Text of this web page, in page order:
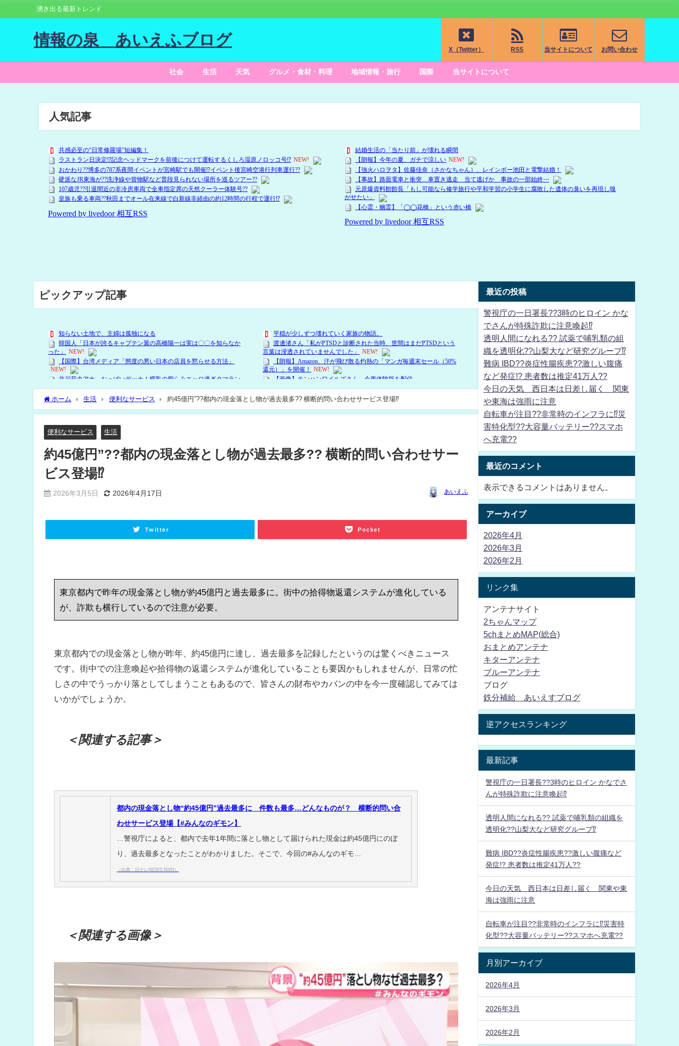
湧き出る最新トレンド
情報の泉 あいえふブログ
X（Twitter） RSS 当サイトについて お問い合わせ
社会 生活 天気 グルメ・食材・料理 地域情報・旅行 国際 当サイトについて
人気記事
ピックアップ記事
ホーム 生活 便利なサービス 約45億円”??都内の現金落とし物が過去最多?? 横断的問い合わせサービス登場⁉
便利なサービス 生活
約45億円”??都内の現金落とし物が過去最多?? 横断的問い合わせサー
ビス登場⁉
2026年3月5日 2026年4月17日 あいえふ
Twitter Pocket
東京都内で昨年の現金落とし物が約45億円と過去最多に。街中の拾得物返還システムが進化している
が、詐欺も横行しているので注意が必要。
東京都内での現金落とし物が昨年、約45億円に達し、過去最多を記録したというのは驚くべきニュース
です。街中での注意喚起や拾得物の返還システムが進化していることも要因かもしれませんが、日常の忙
しさの中でうっかり落としてしまうこともあるので、皆さんの財布やカバンの中を今一度確認してみては
いかがでしょうか。
＜関連する記事＞
都内の現金落とし物“約45億円”過去最多に 件数も最多…どんなものが？ 横断的問い合
わせサービス登場【#みんなのギモン】
…警視庁によると、都内で去年1年間に落とし物として届けられた現金は約45億円にのぼ
り、過去最多となったことがわかりました。そこで、今回の#みんなのギモ…
（出典：日テレNEWS NNN）
＜関連する画像＞
最近の投稿
警視庁の一日署長??3時のヒロイン かな
でさんが特殊詐欺に注意喚起⁉
透明人間になれる?? 試薬で哺乳類の組
織を透明化??山梨大など研究グループ⁉
難病 IBD??炎症性腸疾患??激しい腹痛
など発症!? 患者数は推定41万人??
今日の天気 西日本は日差し届く 関東
や東海は強雨に注意
自転車が注目??非常時のインフラに⁉災
害特化型??大容量バッテリー??スマホ
へ充電??
最近のコメント
表示できるコメントはありません。
アーカイブ
2026年4月
2026年3月
2026年2月
リンク集
アンテナサイト
2ちゃんマップ
5chまとめMAP(総合)
おまとめアンテナ
キターアンテナ
ブルーアンテナ
ブログ
鉄分補給 あいえすブログ
逆アクセスランキング
最新記事
警視庁の一日署長??3時のヒロイン かなでさ
んが特殊詐欺に注意喚起⁉
透明人間になれる?? 試薬で哺乳類の組織を
透明化??山梨大など研究グループ⁉
難病 IBD??炎症性腸疾患??激しい腹痛など
発症!? 患者数は推定41万人??
今日の天気 西日本は日差し届く 関東や東
海は強雨に注意
自転車が注目??非常時のインフラに⁉災害特
化型??大容量バッテリー??スマホへ充電??
月別アーカイブ
2026年4月
2026年3月
2026年2月